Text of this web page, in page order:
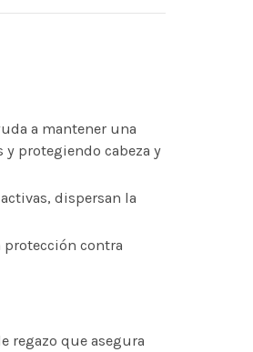
a mantener una
protegiendo cabeza y
dispersan la
protección contra
regazo que asegura